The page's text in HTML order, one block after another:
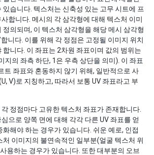
있습니다. 텍스처는 신축성 있는 고무 시트에 프
합니다. 메시의 각 삼각형에 대해 텍스처 이미
정의되며, 이 텍스처 삼각형을 해당 메시 삼각형
니다. 이를 위해 각 정점은 고정될 이미지 위치
합니다. 이 좌표는 2차원 좌표이며 값의 범위는
지의 좌측 하단, 1은 우측 상단을 의미). 이 좌표
트 좌표와 혼동하지 않기 위해, 일반적으로 사
V)로 지칭하고, 따라서 보통 UV 좌표라고 부
정점마다 고유한 텍스처 좌표가 존재합니다.
으로 양쪽 면에 대해 각각 다른 UV 좌표를 얻
화해야 하는 경우가 있습니다. 쉬운 예로, 인접
처 이미지의 불연속적인 일부분(얼굴 텍스처 위
용하는 경우가 있습니다. 또한 대부분의 오브